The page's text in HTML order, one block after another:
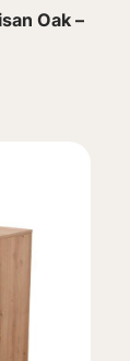
Oak –